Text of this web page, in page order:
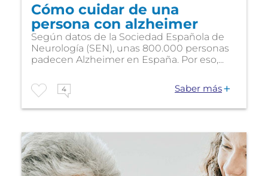
Cómo cuidar de una
persona con alzheimer
Según datos de la Sociedad Española de
Neurología (SEN), unas 800.000 personas
padecen Alzheimer en España. Por eso,...
4 Saber más